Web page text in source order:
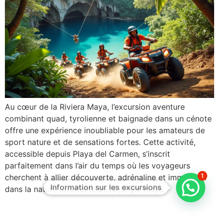
Au cœur de la Riviera Maya, l’excursion aventure
combinant quad, tyrolienne et baignade dans un cénote
offre une expérience inoubliable pour les amateurs de
sport nature et de sensations fortes. Cette activité,
accessible depuis Playa del Carmen, s’inscrit
parfaitement dans l’air du temps où les voyageurs
cherchent à allier découverte, adrénaline et immersion
dans la nature luxuriante de la jungle maya.
Information sur les excursions
1